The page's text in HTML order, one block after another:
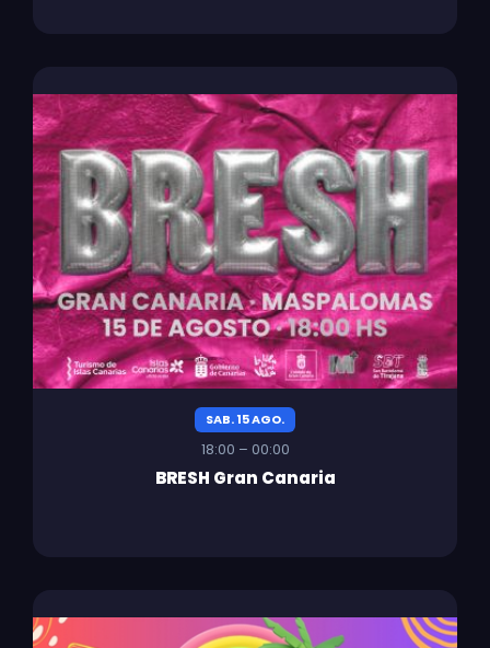
SAB. 15 AGO.
18:00 – 00:00
BRESH Gran Canaria